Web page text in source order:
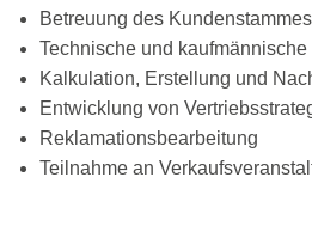
Betreuung des
Technische und
Kalkulation, Erstellung und
Entwicklung von
Reklamationsbearbeitung
Teilnahme an